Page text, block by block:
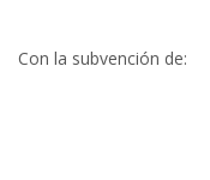
Con la subvención de: